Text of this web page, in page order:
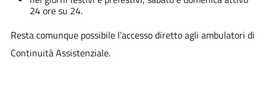
24 ore su 24.
Resta comunque possibile l’accesso diretto agli ambulatori di
Continuità Assistenziale.